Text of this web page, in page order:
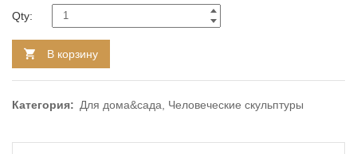
Qty:
В корзину
Категория: Для дома&сада Человеческие скульптуры